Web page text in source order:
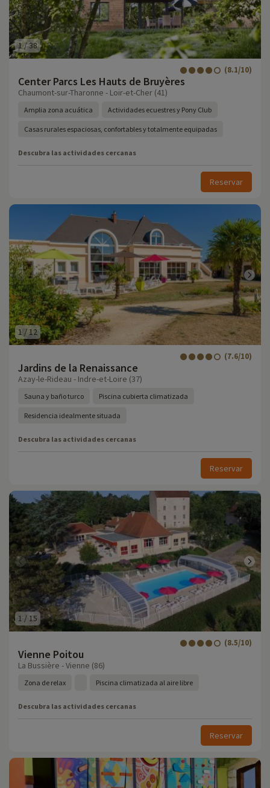
1/38
Center Parcs Les Hauts de Bruyères
(8.1/10)
Chaumont-sur-Tharonne - Loir-et-Cher (41)
Amplia zona acuática Actividades ecuestres y Pony Club
Casas rurales espaciosas, confortables y totalmente equipadas
Descubra las actividades cercanas
Reservar
1 /12
Jardins de la Renaissance
(7.6/10)
Azay-le-Rideau - Indre-et-Loire (37)
Sauna y baño turco Piscina cubierta climatizada
Residencia idealmente situada
Descubra las actividades cercanas
Reservar
1 /15
Vienne Poitou
(8.5/10)
La Bussière - Vienne (86)
Zona de relax Piscina climatizada al aire libre
Descubra las actividades cercanas
Reservar